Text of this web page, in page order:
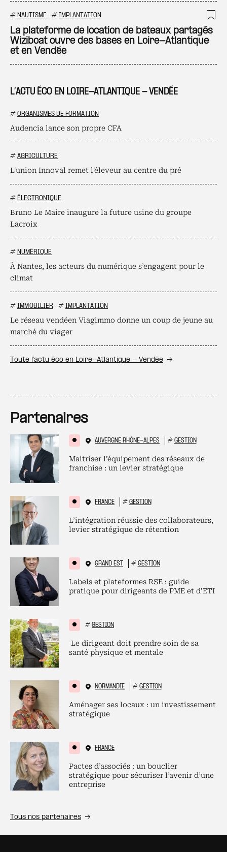
L’ACTU ÉCO EN LOIRE-ATLANTIQUE - VENDÉE
# ORGANISMES DE FORMATION
Audencia lance son propre CFA
# AGRICULTURE
L'union Innoval remet l'éleveur au centre du pré
# ÉLECTRONIQUE
Bruno Le Maire inaugure la future usine du groupe
Lacroix
# NUMÉRIQUE
À Nantes, les acteurs du numérique s’engagent pour le
climat
# IMMOBILIER # IMPLANTATION
Le réseau vendéen Viagimmo donne un coup de jeune au
marché du viager
Toute l’actu éco en Loire-Atlantique - Vendée
# NAUTISME # IMPLANTATION
La plateforme de location de bateaux partagés
Wiziboat ouvre des bases en Loire-Atlantique
et en Vendée
Partenaires
AUVERGNE RHÔNE-ALPES # GESTION
Maitriser l’équipement des réseaux de
franchise : un levier stratégique
FRANCE # GESTION
L’intégration réussie des collaborateurs,
levier stratégique de rétention
GRAND EST # GESTION
Labels et plateformes RSE : guide
pratique pour dirigeants de PME et d’ETI
# GESTION
Le dirigeant doit prendre soin de sa
santé physique et mentale
NORMANDIE # GESTION
Aménager ses locaux : un investissement
stratégique
FRANCE
Pactes d’associés : un bouclier
stratégique pour sécuriser l’avenir d’une
entreprise
Tous nos partenaires